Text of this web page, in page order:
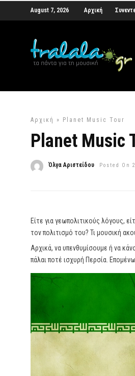
August 7, 2026 Αρχική
Αρχική » Planet Music Tour
Planet Music
Όλγα Αριστείδου Posted On
Είτε για γεωπολιτικούς λόγους,
τον πολιτισμό του? Τι μουσική
Αρχικά, να υπενθυμίσουμε ή να
πάλαι ποτέ ισχυρή Περσία.